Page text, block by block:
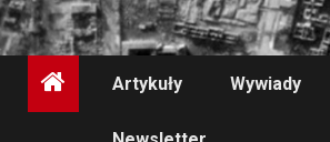
Artykuły Wywiady